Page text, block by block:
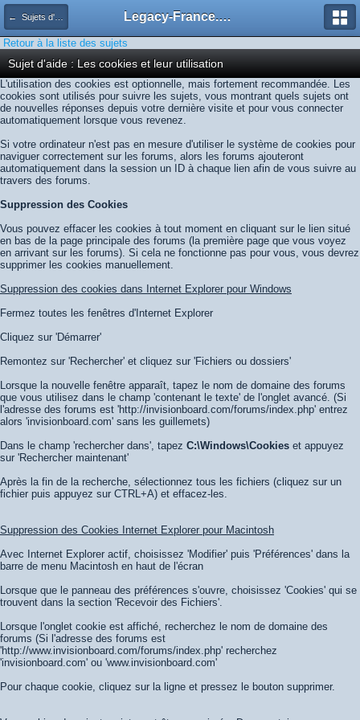
← Sujets d'aide Legacy-France.org - Forum
Retour à la liste des sujets
Sujet d'aide : Les cookies et leur utilisation
L'utilisation des cookies est optionnelle, mais fortement recommandée. Les
cookies sont utilisés pour suivre les sujets, vous montrant quels sujets ont
de nouvelles réponses depuis votre dernière visite et pour vous connecter
automatiquement lorsque vous revenez.
Si votre ordinateur n'est pas en mesure d'utiliser le système de cookies pour
naviguer correctement sur les forums, alors les forums ajouteront
automatiquement dans la session un ID à chaque lien afin de vous suivre au
travers des forums.
Suppression des Cookies
Vous pouvez effacer les cookies à tout moment en cliquant sur le lien situé
en bas de la page principale des forums (la première page que vous voyez
en arrivant sur les forums). Si cela ne fonctionne pas pour vous, vous devrez
supprimer les cookies manuellement.
Suppression des cookies dans Internet Explorer pour Windows
Fermez toutes les fenêtres d'Internet Explorer
Cliquez sur 'Démarrer'
Remontez sur 'Rechercher' et cliquez sur 'Fichiers ou dossiers'
Lorsque la nouvelle fenêtre apparaît, tapez le nom de domaine des forums
que vous utilisez dans le champ 'contenant le texte' de l'onglet avancé. (Si
l'adresse des forums est 'http://invisionboard.com/forums/index.php' entrez
alors 'invisionboard.com' sans les guillemets)
Dans le champ 'rechercher dans', tapez C:\Windows\Cookies et appuyez
sur 'Rechercher maintenant'
Après la fin de la recherche, sélectionnez tous les fichiers (cliquez sur un
fichier puis appuyez sur CTRL+A) et effacez-les.
Suppression des Cookies Internet Explorer pour Macintosh
Avec Internet Explorer actif, choisissez 'Modifier' puis 'Préférences' dans la
barre de menu Macintosh en haut de l'écran
Lorsque que le panneau des préférences s'ouvre, choisissez 'Cookies' qui se
trouvent dans la section 'Recevoir des Fichiers'.
Lorsque l'onglet cookie est affiché, recherchez le nom de domaine des
forums (Si l'adresse des forums est
'http://www.invisionboard.com/forums/index.php' recherchez
'invisionboard.com' ou 'www.invisionboard.com'
Pour chaque cookie, cliquez sur la ligne et pressez le bouton supprimer.